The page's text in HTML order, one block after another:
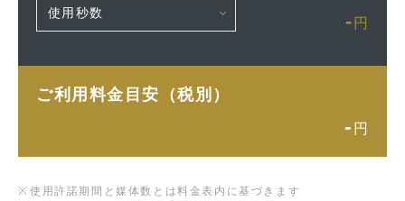
- 円
ご利用料金目安（税別）
- 円
※ 使用許諾期間と媒体数とは料金表内に基づきます